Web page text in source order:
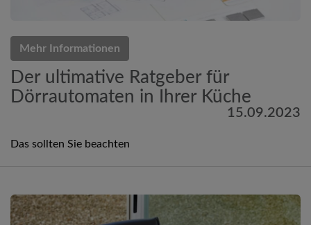
Mehr Informationen
Der ultimative Ratgeber für
Dörrautomaten in Ihrer Küche
15.09.2023
Das sollten Sie beachten